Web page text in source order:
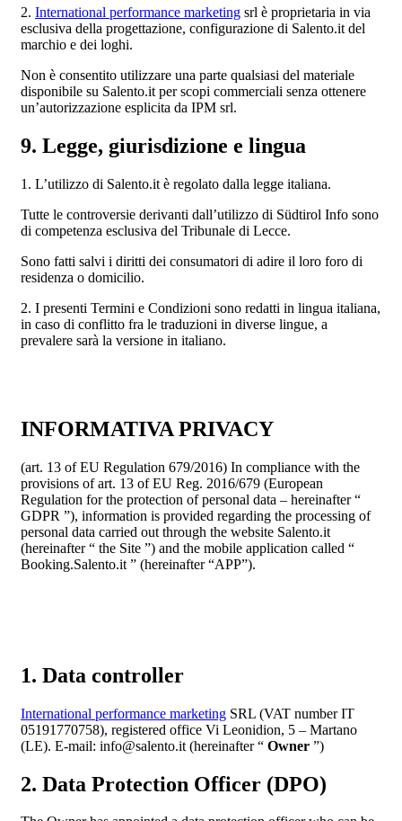
2. International performance marketing srl è proprietaria in via
esclusiva della progettazione, configurazione di Salento.it del
marchio e dei loghi.
Non è consentito utilizzare una parte qualsiasi del materiale
disponibile su Salento.it per scopi commerciali senza ottenere
un’autorizzazione esplicita da IPM srl.
9. Legge, giurisdizione e lingua
1. L’utilizzo di Salento.it è regolato dalla legge italiana.
Tutte le controversie derivanti dall’utilizzo di Südtirol Info sono
di competenza esclusiva del Tribunale di Lecce.
Sono fatti salvi i diritti dei consumatori di adire il loro foro di
residenza o domicilio.
2. I presenti Termini e Condizioni sono redatti in lingua italiana,
in caso di conflitto fra le traduzioni in diverse lingue, a
prevalere sarà la versione in italiano.
INFORMATIVA PRIVACY
(art. 13 of EU Regulation 679/2016) In compliance with the
provisions of art. 13 of EU Reg. 2016/679 (European
Regulation for the protection of personal data – hereinafter “
GDPR ”), information is provided regarding the processing of
personal data carried out through the website Salento.it
(hereinafter “ the Site ”) and the mobile application called “
Booking.Salento.it ” (hereinafter “APP”).
1. Data controller
International performance marketing SRL (VAT number IT
05191770758), registered office Vi Leonidion, 5 – Martano
(LE). E-mail: info@salento.it (hereinafter “ Owner ”)
2. Data Protection Officer (DPO)